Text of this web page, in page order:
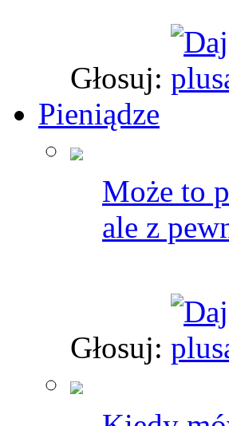
Głosuj:
Pieniądze
Może to
ale z
Głosuj: